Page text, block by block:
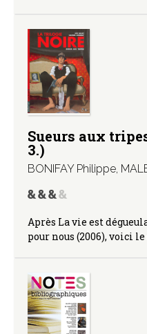
Sueurs aux
3.)
BONIFAY Philippe,
Après La vie est
pour nous (2006), voici